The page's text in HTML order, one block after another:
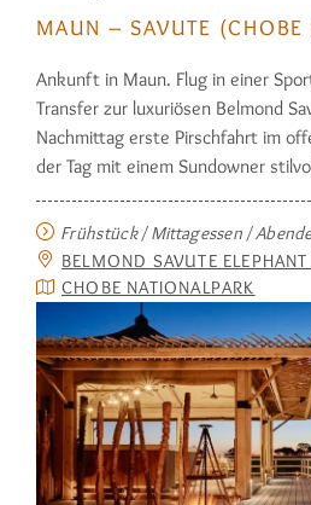
MAUN – SAVUTE (CHOBE
Ankunft in Maun. Flug in einer
Transfer zur luxu­riösen Belmond
Nachmittag erste Pirschfahrt im
der Tag mit einem Sundowner
Frühstück / Mittagessen /
BELMOND SAVUTE
CHOBE NATIONALPARK